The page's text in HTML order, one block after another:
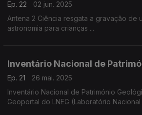
Ep. 22
02 jun. 2025
Antena 2 Ciência resgata a gravação de
astronomia para crianças ...
Inventário Nacional de
Ep. 21
26 mai. 2025
Inventário Nacional de Património
Geoportal do LNEG (Laboratório